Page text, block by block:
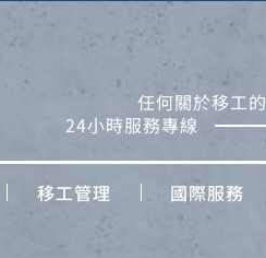
任何關於移工
24小時服務專線
移工管理 國際服務